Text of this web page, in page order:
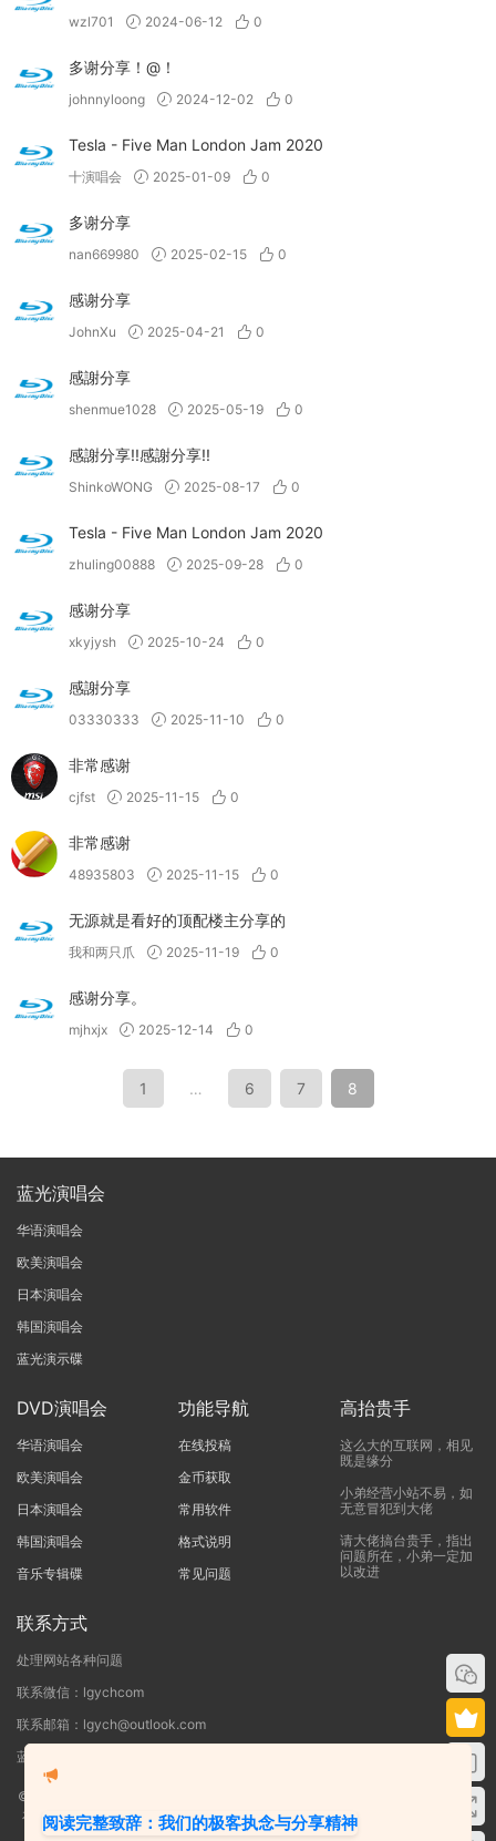
wzl701 2024-06-12 0
多谢分享！@！
johnnyloong 2024-12-02 0
Tesla - Five Man London Jam 2020
十演唱会 2025-01-09 0
多谢分享
nan669980 2025-02-15 0
感谢分享
JohnXu 2025-04-21 0
感謝分享
shenmue1028 2025-05-19 0
感謝分享!!感謝分享!!
ShinkoWONG 2025-08-17 0
Tesla - Five Man London Jam 2020
zhuling00888 2025-09-28 0
感谢分享
xkyjysh 2025-10-24 0
感謝分享
03330333 2025-11-10 0
非常感谢
cjfst 2025-11-15 0
非常感谢
48935803 2025-11-15 0
无源就是看好的顶配楼主分享的
我和两只爪 2025-11-19 0
感谢分享。
mjhxjx 2025-12-14 0
1 … 6 7 8
蓝光演唱会
华语演唱会
欧美演唱会
日本演唱会
韩国演唱会
蓝光演示碟
DVD演唱会
华语演唱会
欧美演唱会
日本演唱会
韩国演唱会
音乐专辑碟
功能导航
在线投稿
金币获取
常用软件
格式说明
常见问题
高抬贵手
这么大的互联网，相见
既是缘分
小弟经营小站不易，如
无意冒犯到大佬
请大佬搞台贵手，指出
问题所在，小弟一定加
以改进
联系方式
处理网站各种问题
联系微信：lgychcom
联系邮箱：lgych@outlook.com
蓝光演唱会网 - 专注于ISO和BDMV蓝光演唱会下载服务
©2019-2026
本站资源来源于网络用户网盘投稿，本站服务器不储
存任何演唱会资源，版权归原作者所有，若侵犯了您的合法权益，请联系我们
删除！
阅读完整致辞：我们的极客执念与分享精神